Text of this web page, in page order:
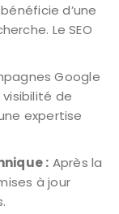
d’une
Le SEO
Google
de
expertise
: Après la
à jour